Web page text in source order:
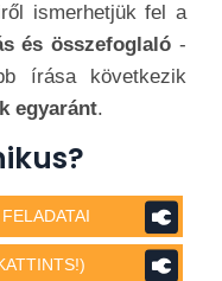
ismerhetjük fel a
és összefoglaló-
írása következik
egyaránt.